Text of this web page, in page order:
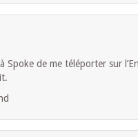
Spoke de me téléporter sur